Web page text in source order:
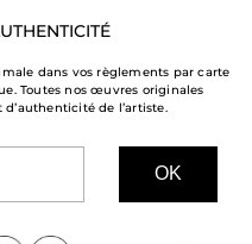
dans vos règlements par carte
Toutes nos œuvres originales
de l’artiste.
OK